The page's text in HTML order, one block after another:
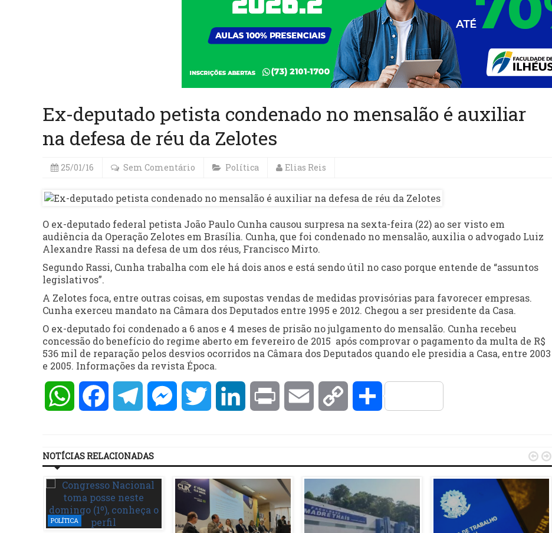
Ex-deputado petista condenado no mensalão é auxiliar
na defesa de réu da Zelotes
25/01/16 Sem Comentário Política Elias Reis
O ex-deputado federal petista João Paulo Cunha causou surpresa na sexta-feira (22) ao ser visto em
audiência da Operação Zelotes em Brasília. Cunha, que foi condenado no mensalão, auxilia o advogado Luiz
Alexandre Rassi na defesa de um dos réus, Francisco Mirto.
Segundo Rassi, Cunha trabalha com ele há dois anos e está sendo útil no caso porque entende de “assuntos
legislativos”.
A Zelotes foca, entre outras coisas, em supostas vendas de medidas provisórias para favorecer empresas.
Cunha exerceu mandato na Câmara dos Deputados entre 1995 e 2012. Chegou a ser presidente da Casa.
O ex-deputado foi condenado a 6 anos e 4 meses de prisão no julgamento do mensalão. Cunha recebeu
concessão do benefício do regime aberto em fevereiro de 2015 após comprovar o pagamento da multa de R$
536 mil de reparação pelos desvios ocorridos na Câmara dos Deputados quando ele presidia a Casa, entre 2003
e 2005. Informações da revista Época.
WhatsAppFacebookTelegramMessengerTwitter LinkedInPrint Email Copy Compartilhar
NOTÍCIAS RELACIONADAS
POLÍTICA
 